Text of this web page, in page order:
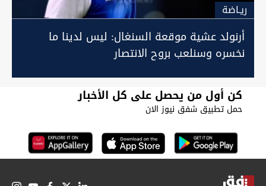
ريـاضة
أرنولد عشية موقعة السنغال: ليس لدينا ما
نخسره وسنلعب بروح الانتصار
كن أول من يحصل على كل الأخبار
حمل تطبيق شفق نيوز الان